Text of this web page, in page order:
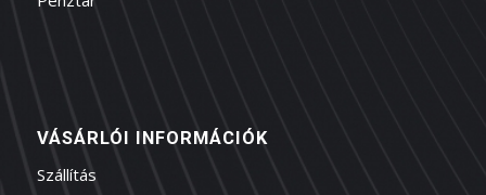
VÁSÁRLÓI INFORMÁCIÓK
Szállítás